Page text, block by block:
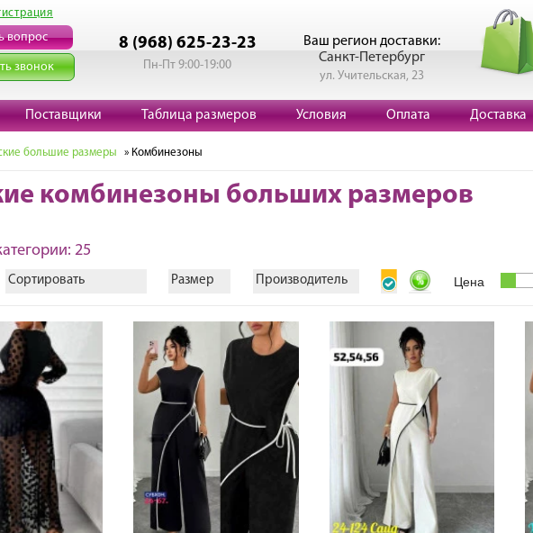
вопрос
звонок
8 (968) 625-23-23
Пн-Пт 9:00-19:00
Ваш регион доставки:
Санкт-Петербург
ул. Учительская, 23
Поставщики Таблица размеров Условия Оплата Доставка
большие размеры » Комбинезоны
комбинезоны больших размеров
25
Сортировать Размер Производитель